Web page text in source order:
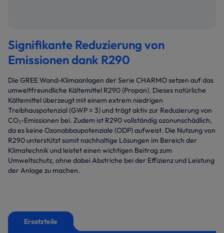
Signifikante Reduzierung von
Emissionen dank R290
Die GREE Wand-Klimaanlagen der Serie CHARMO setzen auf das
umweltfreundliche Kältemittel R290 (Propan). Dieses natürliche
Kältemittel überzeugt mit einem extrem niedrigen
Treibhauspotenzial (GWP = 3) und trägt aktiv zur Reduzierung von
CO₂-Emissionen bei. Zudem ist R290 vollständig ozonunschädlich,
da es keine Ozonabbaupotenziale (ODP) aufweist. Die Nutzung von
R290 unterstützt somit nachhaltige Lösungen im Bereich der
Klimatechnik und leistet einen wichtigen Beitrag zum
Umweltschutz, ohne dabei Abstriche bei der Effizienz und Leistung
der Anlage zu machen.
Ersatzteile